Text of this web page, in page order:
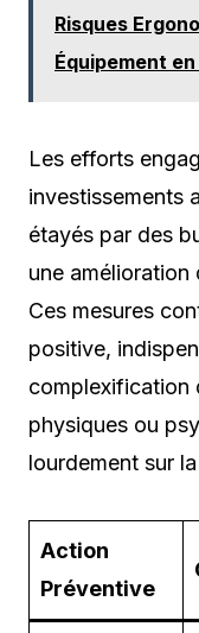
Risques
Équipement
Les efforts
investissements
étayés par des
une amélioration
Ces mesures
positive,
complexification
physiques ou
lourdement sur
Action
Préventive